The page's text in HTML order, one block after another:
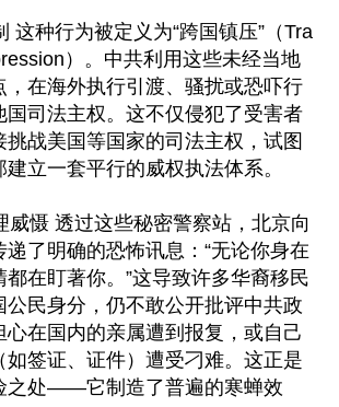
这种行为被定义为“跨国镇压”（Tra
）。中共利用这些未经当地
，在海外执行引渡、骚扰或恐吓行
国司法主权。这不仅侵犯了受害者
挑战美国等国家的司法主权，试图
立一套平行的威权执法体系。
威慑 透过这些秘密警察站，北京向
递了明确的恐怖讯息：“无论你身在
在盯著你。”这导致许多华裔移民
公民身分，仍不敢公开批评中共政
心在国内的亲属遭到报复，或自己
如签证、证件）遭受刁难。这正是
之处——它制造了普遍的寒蝉效